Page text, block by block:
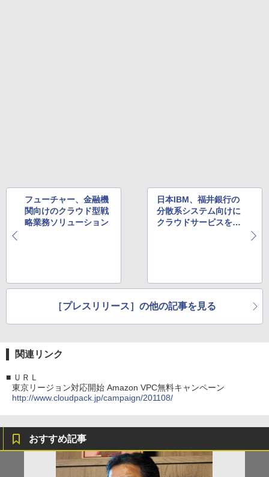
フューチャー、金融機
関向けのクラウド型戦
略業務ソリューション
日本IBM、福井銀行の
分散系システム向けに
クラウドサービスを提
［プレスリリース］の他の記事を見る
関連リンク
■ ＵＲＬ
東京リージョン対応開始 Amazon VPC無料キャンペーン
http://www.cloudpack.jp/campaign/201108/
おすすめ記事